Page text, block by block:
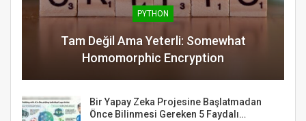
PYTHON
Tam Değil Ama Yeterli: Somewhat
Homomorphic Encryption
Bir Yapay Zeka Projesine Başlatmadan
Önce Bilinmesi Gereken 5 Faydalı…